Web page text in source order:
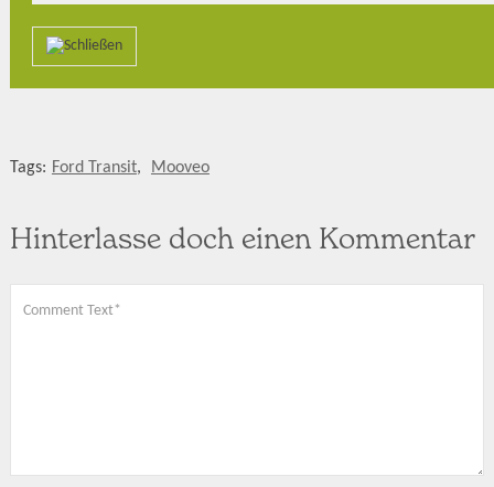
Tags: Ford Transit, Mooveo
Hinterlasse doch einen Kommentar